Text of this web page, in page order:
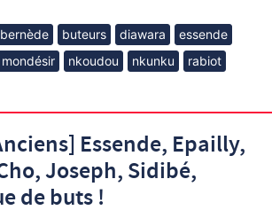
bernède buteurs diawara
essende
mondésir nkoudou nkunku
rabiot
Essende, Epailly,
Joseph, Sidibé,
de buts !